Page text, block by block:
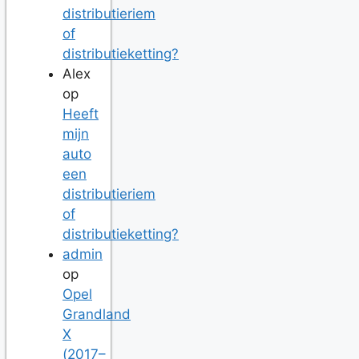
distributieriem
of
distributieketting?
Alex
op
Heeft
mijn
auto
een
distributieriem
of
distributieketting?
admin
op
Opel
Grandland
X
(2017–